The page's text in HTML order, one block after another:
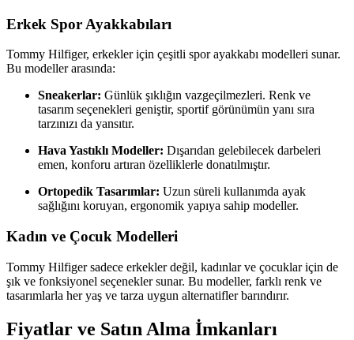
Erkek Spor Ayakkabıları
Tommy Hilfiger, erkekler için çeşitli spor ayakkabı modelleri sunar.
Bu modeller arasında:
Sneakerlar: Günlük şıklığın vazgeçilmezleri. Renk ve
tasarım seçenekleri geniştir, sportif görünümün yanı sıra
tarzınızı da yansıtır.
Hava Yastıklı Modeller: Dışarıdan gelebilecek darbeleri
emen, konforu artıran özelliklerle donatılmıştır.
Ortopedik Tasarımlar: Uzun süreli kullanımda ayak
sağlığını koruyan, ergonomik yapıya sahip modeller.
Kadın ve Çocuk Modelleri
Tommy Hilfiger sadece erkekler değil, kadınlar ve çocuklar için de
şık ve fonksiyonel seçenekler sunar. Bu modeller, farklı renk ve
tasarımlarla her yaş ve tarza uygun alternatifler barındırır.
Fiyatlar ve Satın Alma İmkanları